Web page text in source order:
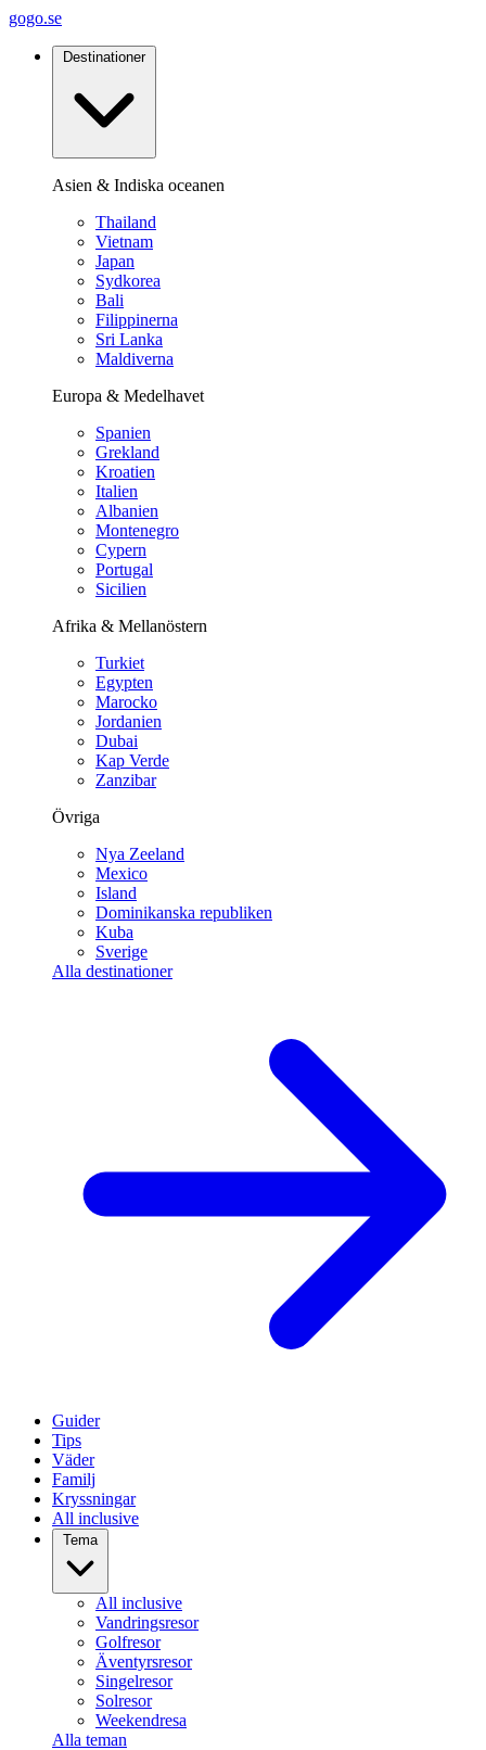
gogo.se
Destinationer
Asien & Indiska oceanen
Thailand
Vietnam
Japan
Sydkorea
Bali
Filippinerna
Sri Lanka
Maldiverna
Europa & Medelhavet
Spanien
Grekland
Kroatien
Italien
Albanien
Montenegro
Cypern
Portugal
Sicilien
Afrika & Mellanöstern
Turkiet
Egypten
Marocko
Jordanien
Dubai
Kap Verde
Zanzibar
Övriga
Nya Zeeland
Mexico
Island
Dominikanska republiken
Kuba
Sverige
Alla destinationer
Guider
Tips
Väder
Familj
Kryssningar
All inclusive
Tema
All inclusive
Vandringsresor
Golfresor
Äventyrsresor
Singelresor
Solresor
Weekendresa
Alla teman